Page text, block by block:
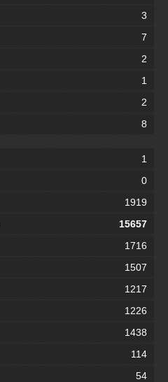
3
7
2
1
2
8
1
0
1919
15657
1716
1507
1217
1226
1438
114
54